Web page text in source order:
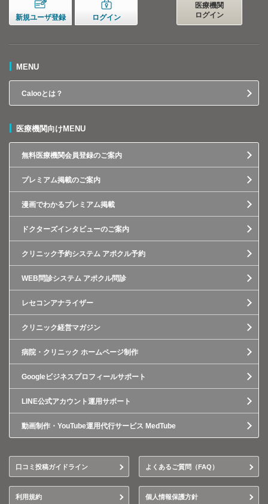
新規ユーザ登録 ログイン
医療機関
ログイン
MENU
Calooとは？
医療機関向けMENU
無料医療機関会員登録のご案内
プレミアム掲載のご案内
漫画でわかるプレミアム掲載
ドクターズインタビューのご案内
クリニック予約システム アポクル予約
WEB問診システム アポクル問診
レセコンアナライザー
クリニック経営マガジン
病院・クリニック ホームページ制作
Googleビジネスプロフィールサポート
LINE公式アカウント運用サポート
動画制作・YouTube運用代行サービス MedTube
口コミ投稿ガイドライン よくあるご質問（FAQ）
利用規約 個人情報保護方針